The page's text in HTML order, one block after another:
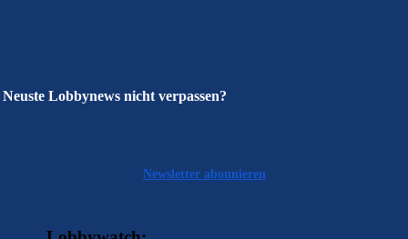
Neuste Lobbynews nicht verpassen?
Newsletter abonnieren